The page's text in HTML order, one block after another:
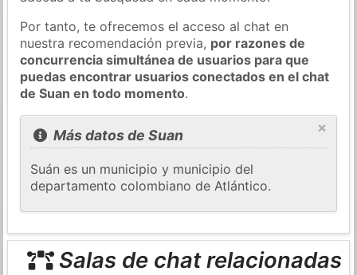
Por tanto, te ofrecemos el acceso al chat en
nuestra recomendación previa, por razones de
concurrencia simultánea de usuarios para que
puedas encontrar usuarios conectados en el chat
de Suan en todo momento.
×
Más datos de Suan
Suán es un municipio y municipio del
departamento colombiano de Atlántico.
Salas de chat relacionadas